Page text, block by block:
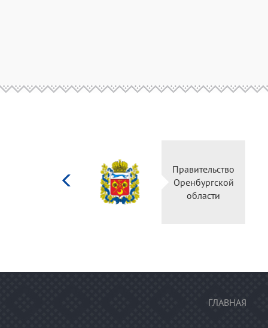
Правительство
Оренбургской
области
ГЛАВНАЯ